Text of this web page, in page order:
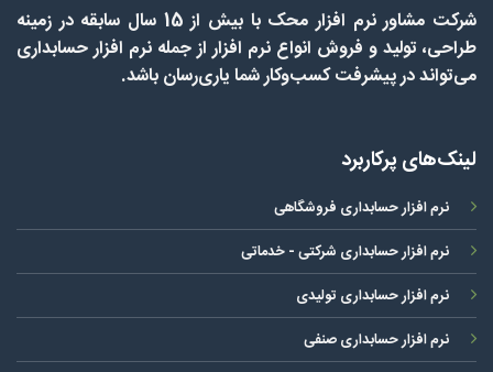
شرکت مشاور نرم افزار محک با بیش از 15 سال سابقه در زمینه
طراحی، تولید و فروش انواع نرم افزار از جمله نرم افزار حسابداری
می‌تواند در پیشرفت کسب‌وکار شما یاری‌رسان باشد.
لینک‌های پرکاربرد
نرم افزار حسابداری فروشگاهی
نرم افزار حسابداری شرکتی - خدماتی
نرم افزار حسابداری تولیدی
نرم افزار حسابداری صنفی